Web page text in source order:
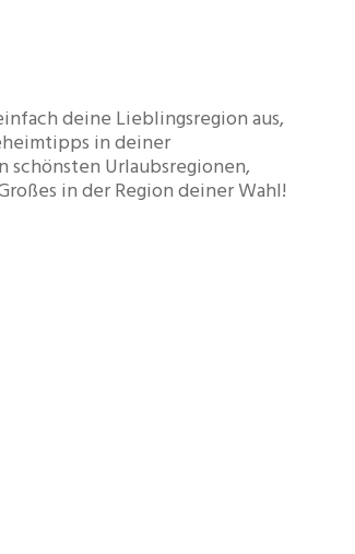
deine Lieblingsregion aus,
in deiner
Urlaubsregionen,
in der Region deiner Wahl!